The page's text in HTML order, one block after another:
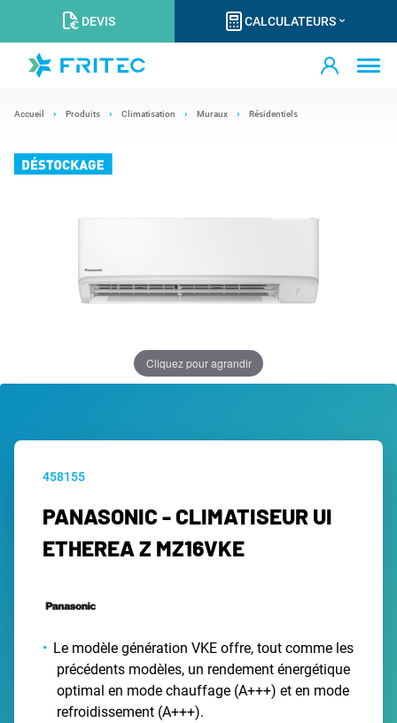
DEVIS CALCULATEURS
Accueil Produits Climatisation Muraux Résidentiels
Cliquez pour agrandir
458155
PANASONIC - CLIMATISEUR UI
ETHEREA Z MZ16VKE
Le modèle génération VKE offre, tout comme les
précédents modèles, un rendement énergétique
optimal en mode chauffage (A+++) et en mode
refroidissement (A+++).